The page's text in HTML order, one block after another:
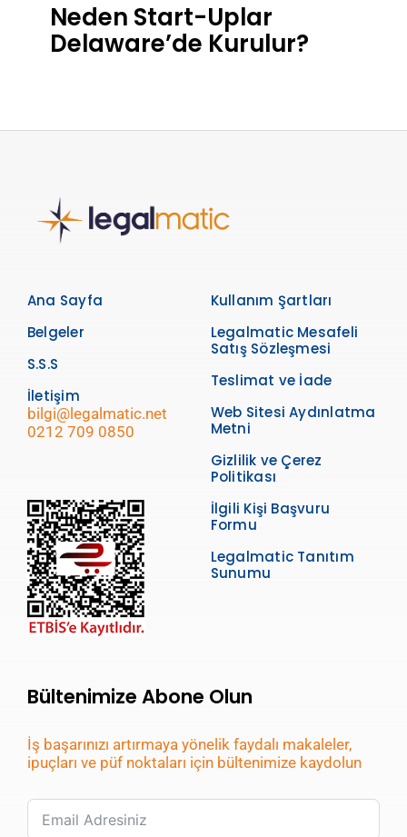
Neden Start-Uplar
Delaware’de Kurulur?
Ana Sayfa
Belgeler
S.S.S
İletişim
bilgi@legalmatic.net
0212 709 0850
Kullanım Şartları
Legalmatic Mesafeli
Satış Sözleşmesi
Teslimat ve İade
Web Sitesi Aydınlatma
Metni
Gizlilik ve Çerez
Politikası
İlgili Kişi Başvuru
Formu
Legalmatic Tanıtım
Sunumu
Bültenimize Abone Olun
İş başarınızı artırmaya yönelik faydalı makaleler,
ipuçları ve püf noktaları için bültenimize kaydolun